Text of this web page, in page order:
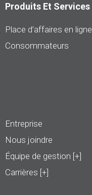
Produits Et Services
Place d’affaires en ligne
Consommateurs
Entreprise
Nous joindre
Équipe de gestion [+]
Carrières [+]